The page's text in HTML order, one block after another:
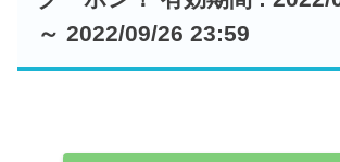
～ 2022/09/26 23:59